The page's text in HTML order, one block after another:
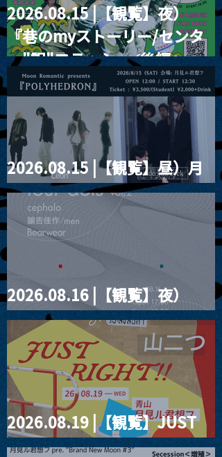
2026.08.15 |【観覧】夜）
『巷のmyストーリー/センタ
ー"訳"フラッシュ⚡️後編』
2026.08.15 |【観覧】昼）月
見ルpre.『POLYHEDRON』
2026.08.16 |【観覧】夜）
four dots vol.2
2026.08.19 |【観覧】JUST
RIGHT!! vol.27